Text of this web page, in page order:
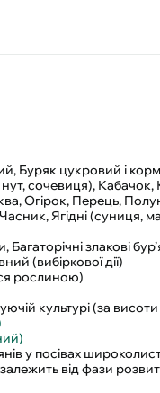
Буряк цукровий і
сочевиця), Кабачок,
Огірок, Перець,
Ягідні (суниця,
Багаторічні злакові
(вибіркової дії)
рослиною)
культурі (за висоти
у посівах
від фази